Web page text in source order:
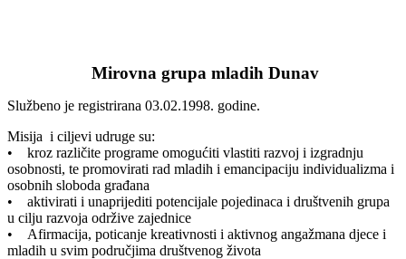
Mirovna grupa mladih Dunav
Službeno je registrirana 03.02.1998. godine.
Misija i ciljevi udruge su:
• kroz različite programe omogućiti vlastiti razvoj i izgradnju
osobnosti, te promovirati rad mladih i emancipaciju individualizma i
osobnih sloboda građana
• aktivirati i unaprijediti potencijale pojedinaca i društvenih grupa
u cilju razvoja održive zajednice
• Afirmacija, poticanje kreativnosti i aktivnog angažmana djece i
mladih u svim područjima društvenog života